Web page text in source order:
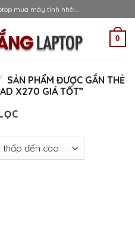
mua máy tính nhé!...
0
SẢN PHẨM ĐƯỢC GẮN THẺ
X270 GIÁ TỐT”